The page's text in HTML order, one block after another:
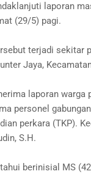
laporan
(29/5) pagi.
terjadi sekitar
Jaya,
laporan warga
personel
perkara (TKP).
S.H.
berinisial MS